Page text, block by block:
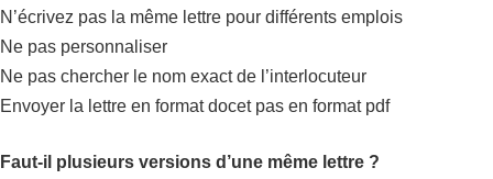
N’écrivez pas la même lettre pour différents emplois
Ne pas personnaliser
Ne pas chercher le nom exact de l’interlocuteur
Envoyer la lettre en format docet pas en format pdf
Faut-il plusieurs versions d’une même lettre ?